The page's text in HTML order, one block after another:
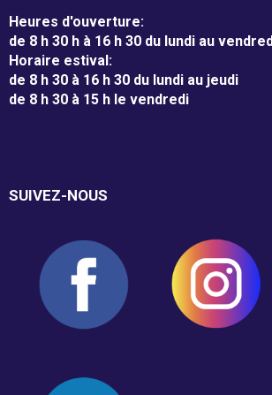
Résultats annuels
Activités de
Objets promotionnels
Tirage en Entreprises
Heures d'ouverture:
de 8 h 30 h à 16 h 30 du lundi au
Horaire estival :
de 8 h 30 à 16 h 30 du lundi au jeudi
de 8 h 30 à 15 h le vendredi
SUIVEZ-NOUS